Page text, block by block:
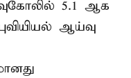
5.1 ஆக
ஆய்வு